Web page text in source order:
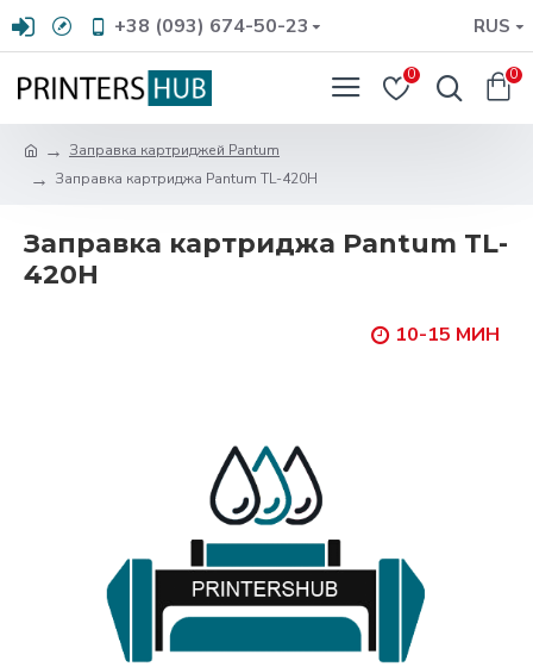
+38 (093) 674-50-23 RUS
0 0
Заправка картриджей Pantum
Заправка картриджа Pantum TL-420H
Заправка картриджа Pantum TL-
420H
10-15 МИН